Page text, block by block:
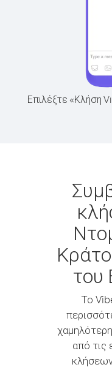
Επιλέξτε «Κλήση
του
Το
από τις